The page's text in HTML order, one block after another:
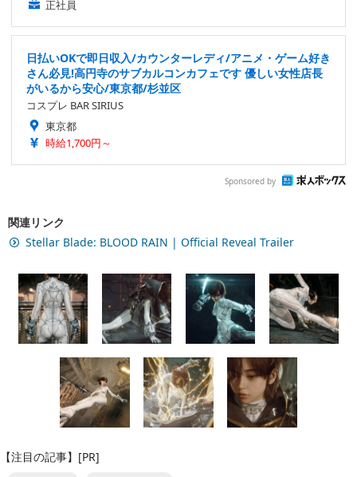
正社員
日払いOKで即日収入/カウンターレディ/アニメ・ゲーム好き
さん必見!高円寺のサブカルコンカフェです 優しい女性店長
がいるから安心/東京都/杉並区
コスプレ BAR SIRIUS
東京都
時給1,700円～
Sponsored by
関連リンク
Stellar Blade: BLOOD RAIN | Official Reveal Trailer
【注目の記事】[PR]